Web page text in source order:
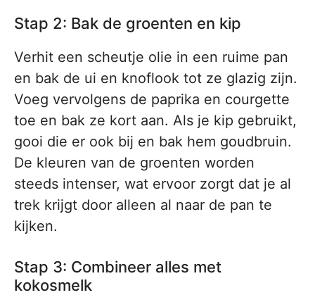
Stap 2: Bak de groenten en kip
Verhit een scheutje olie in een ruime pan
en bak de ui en knoflook tot ze glazig zijn.
Voeg vervolgens de paprika en courgette
toe en bak ze kort aan. Als je kip gebruikt,
gooi die er ook bij en bak hem goudbruin.
De kleuren van de groenten worden
steeds intenser, wat ervoor zorgt dat je al
trek krijgt door alleen al naar de pan te
kijken.
Stap 3: Combineer alles met
kokosmelk